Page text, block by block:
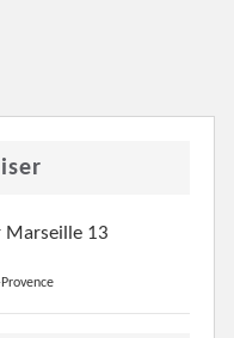
Marseille 13